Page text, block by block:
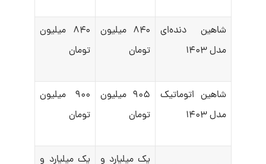
شاهین دنده‌ای
مدل ۱۴۰۳
۸۴۰ میلیون
تومان
۸۴۰ میلیون
تومان
شاهین اتوماتیک
مدل ۱۴۰۳
۹۰۵ میلیون
تومان
۹۰۰ میلیون
تومان
یک میلیارد و
یک میلیارد و